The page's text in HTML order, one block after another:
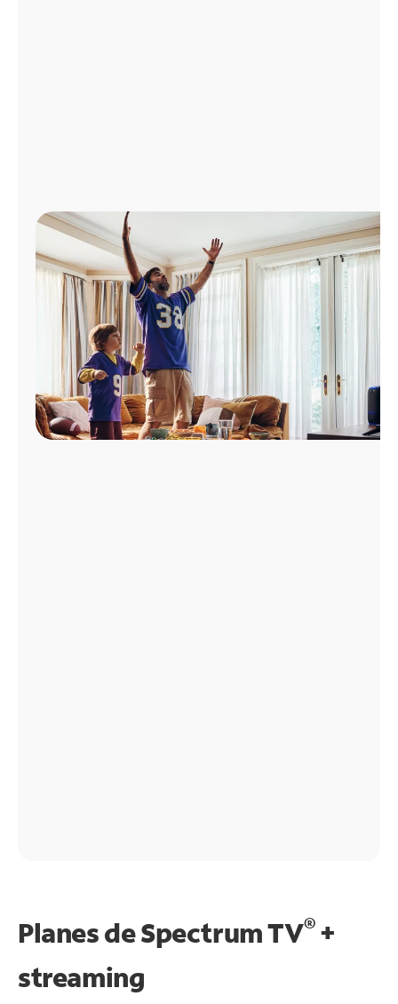
Planes de Spectrum TV®+
streaming